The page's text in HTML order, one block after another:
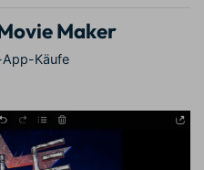
Maker
Käufe